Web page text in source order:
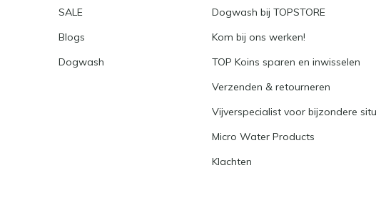
SALE
Blogs
Dogwash
Dogwash bij TOPSTORE
Kom bij ons werken!
TOP Koins sparen en inwisselen
Verzenden & retourneren
Vijverspecialist voor bijzondere
Micro Water Products
Klachten